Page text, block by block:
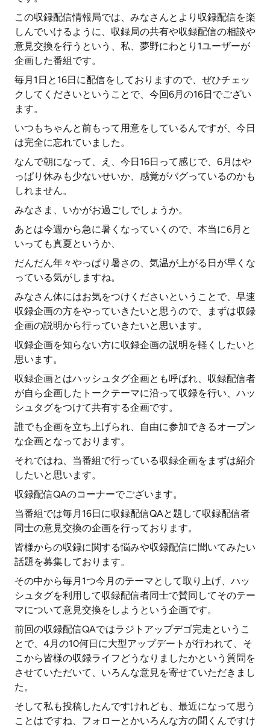
この収録配信情報局では、みなさんとより収録配信を楽
しんでいけるように、収録局の共有や収録配信の相談や
意見交換を行うという、私、夢野にわとり1ユーザーが
企画した番組です。
毎月1日と16日に配信をしておりますので、ぜひチェッ
クしてくださいということで、今回6月の16日でござい
ます。
いつもちゃんと前もって用意をしているんですが、今日
は完全に忘れていました。
なんで朝になって、え、今日16日って感じで、6月はや
っぱり休みも少ないせいか、感覚がバグっているのかも
しれません。
みなさま、いかがお過ごしでしょうか。
あとは今週から急に暑くなっていくので、本当に6月と
いっても真夏というか、
だんだん年々やっぱり暑さの、気温が上がる日が早くな
っている気がしますね。
みなさん体にはお気をつけくださいということで、早速
収録企画の方をやっていきたいと思うので、まずは収録
企画の説明から行っていきたいと思います。
収録企画を知らない方に収録企画の説明を軽くしたいと
思います。
収録企画とはハッシュタグ企画とも呼ばれ、収録配信者
が自ら企画したトークテーマに沿って収録を行い、ハッ
シュタグをつけて共有する企画です。
誰でも企画を立ち上げられ、自由に参加できるオープン
な企画となっております。
それではね、当番組で行っている収録企画をまずは紹介
したいと思います。
収録配信QAのコーナーでございます。
当番組では毎月16日に収録配信QAと題して収録配信者
同士の意見交換の企画を行っております。
皆様からの収録に関する悩みや収録配信に聞いてみたい
話題を募集しております。
その中から毎月1つ今月のテーマとして取り上げ、ハッ
シュタグを利用して収録配信者同士で賛同してそのテー
マについて意見交換をしようという企画です。
前回の収録配信QAではラジトアップデゴ完走というこ
とで、4月の10何日に大型アップデートが行われて、そ
こから皆様の収録ライフどうなりましたかという質問を
させていただいて、いろんな意見を寄せていただきまし
た。
そして私も投稿したんですけれども、最近になって思う
ことはですね、フォローとかいろんな方の聞くんですけ